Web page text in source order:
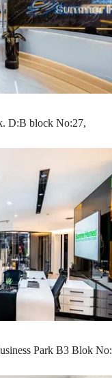
D:B block No:27,
Park B3 Blok No: